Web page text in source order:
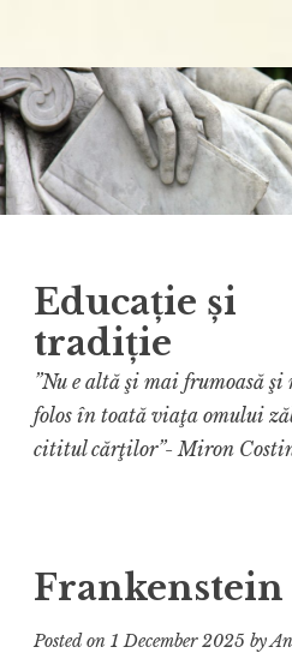
Educație și
tradiție
”Nu e altă şi mai frumoasă şi
folos în toată viaţa omului
cititul cărţilor”- Miron
Frankenstein
Posted on 1 December 2025 by